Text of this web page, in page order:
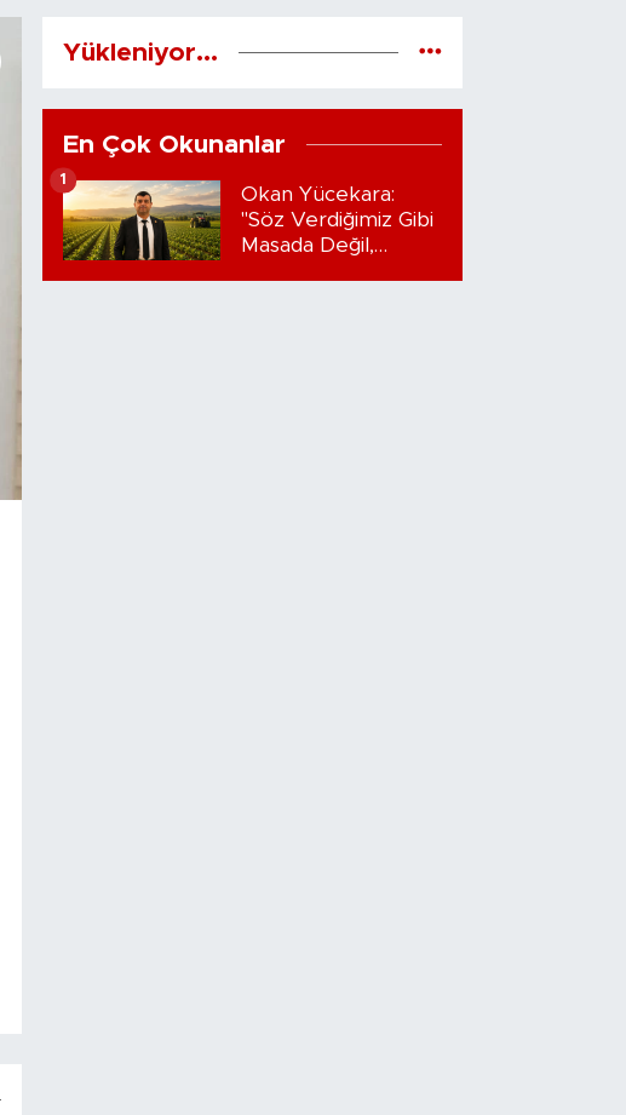
Yükleniyor...
En Çok Okunanlar
Okan Yücekara:
"Söz Verdiğimiz Gibi
Masada Değil,
1